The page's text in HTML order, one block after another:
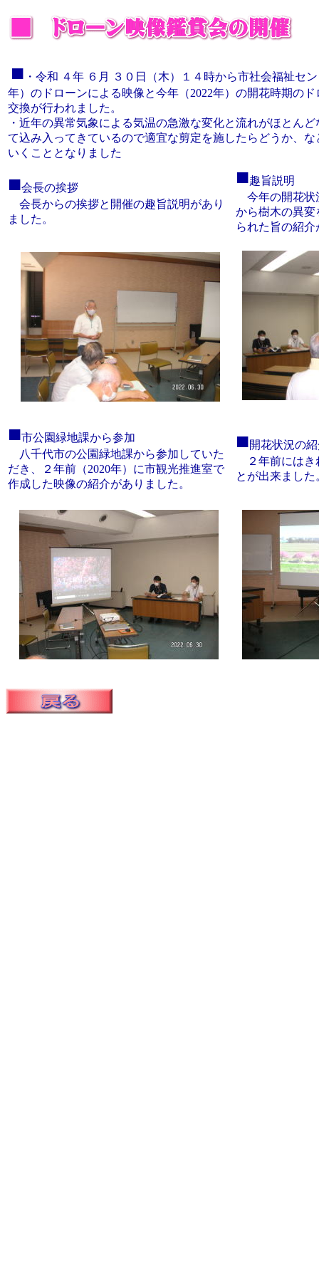
■ ・ 令和 ４年 ６月 ３０日（木）１４時から市社会福祉セ
年）のドローンによる映像と今年（2022年）の開花時期の
交換が行われました。
・近年の異常気象による気温の急激な変化と流れがほとん
て込み入ってきているので適宜な剪定を施したらどうか、
いくこととなりました
■会長の挨拶
会長からの挨拶と開催の趣旨説明があり
ました。
■趣旨説明
今年の開花状
から樹木の異
られた旨の紹
■市公園緑地課から参加
八千代市の公園緑地課から参加していた
だき、２年前（2020年）に市観光推進室で
作成した映像の紹介がありました。
■開花状況の
２年前にはき
とが出来ました